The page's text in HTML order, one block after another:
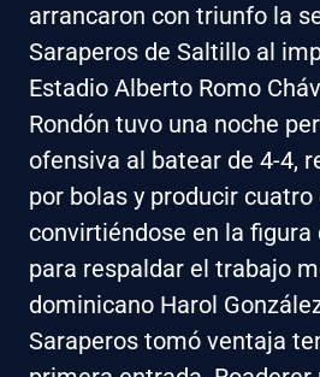
arrancaron con triunfo la
Saraperos de Saltillo al
Estadio Alberto Romo
Rondón tuvo una noche
ofensiva al batear de 4-4,
por bolas y producir cuatro
convirtiéndose en la figura
para respaldar el trabajo
dominicano Harol
Saraperos tomó ventaja